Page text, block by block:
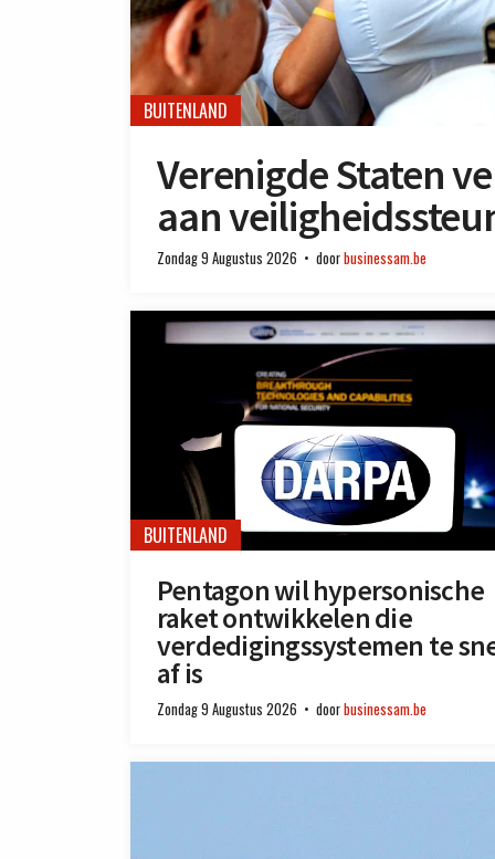
BUITENLAND
Verenigde Staten
aan
Zondag 9 Augustus 2026 doorbusinessam.be
BUITENLAND
Pentagon wil hypersonische
raket ontwikkelen die
verdedigingssystemen te
af is
Zondag 9 Augustus 2026 doorbusinessam.be